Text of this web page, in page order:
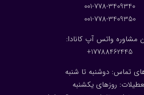
001-778-3409340
001-778-3409350
مشاوره واتس آپ کانادا:
17788462445+
تماس: دوشنبه تا شنبه
روزهای یکشنبه